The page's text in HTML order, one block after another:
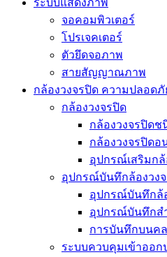
จอคอมพิวเตอร์
โปรเจคเตอร์
ตัวยึดจอภาพ
สายสัญญาณภาพ
กล้องวงจรปิด ความปลอดภั
กล้องวงจรปิด
กล้องวงจรปิดช
กล้องวงจรปิดอ
อุปกรณ์เสริมกล้
อุปกรณ์บันทึกล้องวง
อุปกรณ์บันทึกล้
อุปกรณ์บันทึกส
การบันทึกบนค
ระบบควบคุมเข้าออก